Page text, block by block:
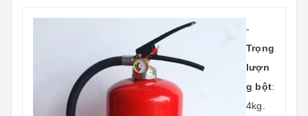
-
Trọng
lượn
g bột:
4kg.